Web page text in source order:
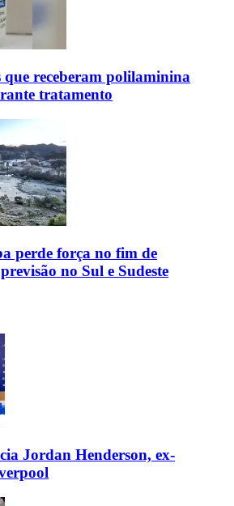
que receberam polilaminina
tratamento
perde força no fim de
no Sul e Sudeste
Jordan Henderson, ex-